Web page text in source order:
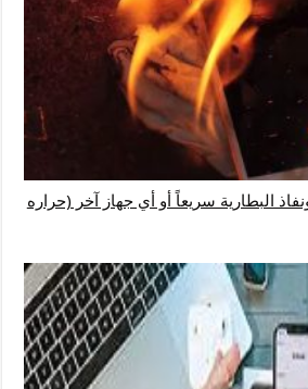
البطارية سريعاً أو أي جهاز آخر (حراره